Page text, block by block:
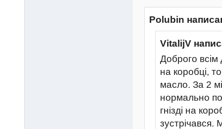
Polubin
VitalijV
Доброго
на коробці,
масло. За 2
нормально
гнізді на
зустрічався.